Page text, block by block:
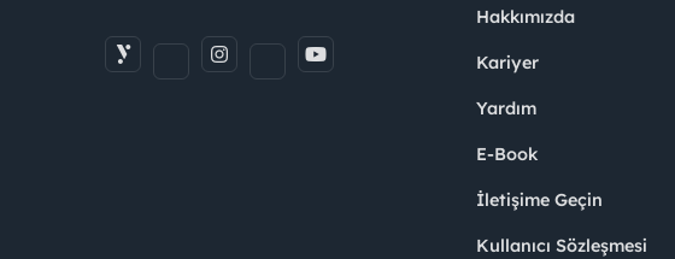
Hakkımızda
Kariyer
Yardım
E-Book
İletişime Geçin
Kullanıcı Sözleşmesi